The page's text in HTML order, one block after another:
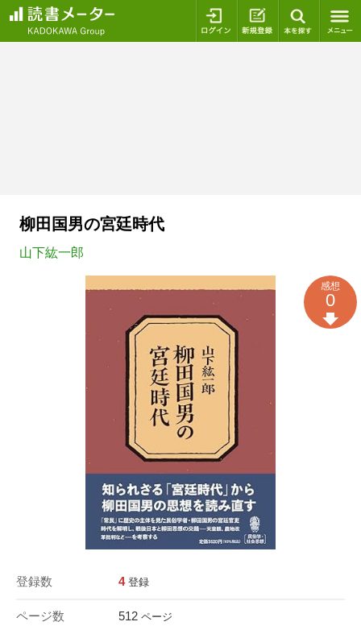
ログイン 新規登録
柳田国男の宮廷時代
山下紘一郎
登録数 4 登録
ページ数 512 ページ
感想
0